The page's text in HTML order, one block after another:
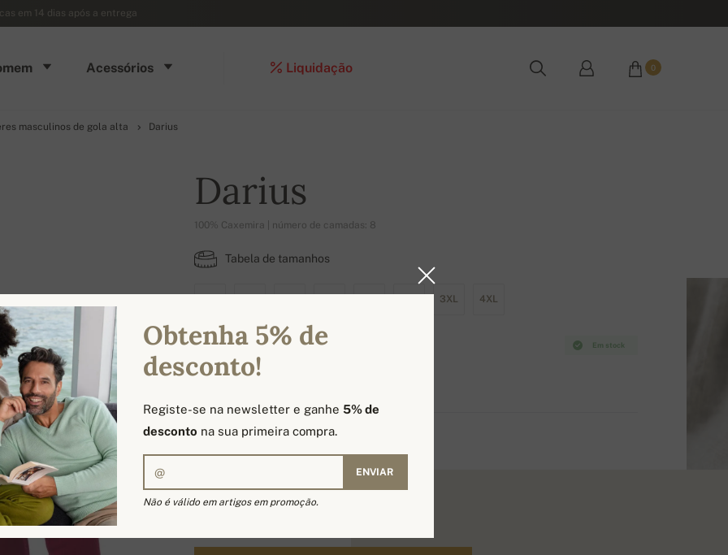
em 14 dias após a entrega
Acessórios Liquidação 0
masculinos de gola alta Darius
Darius
100% Caxemira | número de camadas: 8
Tabela de tamanhos
3XL 4XL
Em stock
CORES DISPONÍVEIS
483,00 €
Obtenha 5% de
desconto!
Registe-se na newsletter e ganhe 5% de
desconto na sua primeira compra.
ENVIAR
Não é válido em artigos em promoção.